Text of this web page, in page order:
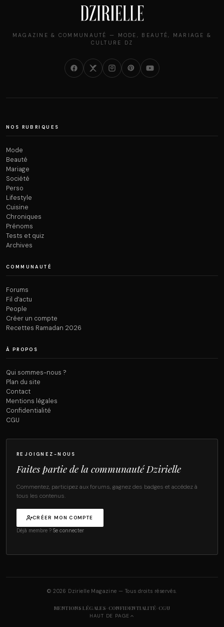
MAGAZINE & COMMUNAUTÉ — MODE, BEAUTÉ, MARIAGE &
CULTURE DZ
NOS RUBRIQUES
Mode
Beauté
Mariage
Société
Perso
Lifestyle
Cuisine
Chroniques
Prénoms
Tests et quiz
Archives
COMMUNAUTÉ
Forums
Fil d’actu
People
Créer un compte
Recettes Ramadan 2026
À PROPOS
Qui sommes-nous ?
Plan du site
Contact
Mentions légales
Confidentialité
CGU
REJOIGNEZ-NOUS
Faites partie de la communauté Dzirielle
Commentez, participez aux forums, gagnez des badges et accédez à
tous les contenus.
CRÉER MON COMPTE
Déjà membre ? Se connecter
© 2026 Dzirielle Magazine — Tous droits réservés.
MENTIONS LÉGALES CONFIDENTIALITÉ CGU
HAUT DE PAGE